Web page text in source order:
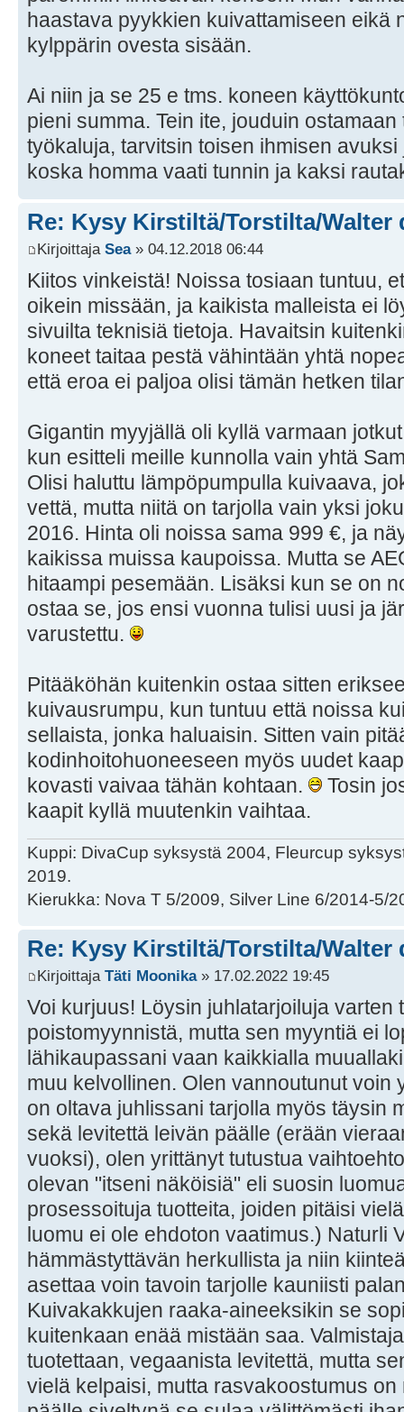
haastava pyykkien kuivattamiseen eikä
kylppärin ovesta sisään.
Ai niin ja se 25 e tms. koneen
pieni summa. Tein ite, jouduin
työkaluja, tarvitsin toisen ihmisen
koska homma vaati tunnin ja kaksi
Re: Kysy Kirstiltä/Torstilta/Walter
Kirjoittaja Sea» 04.12.2018 06:44
Kiitos vinkeistä! Noissa tosiaan tuntuu,
oikein missään, ja kaikista malleista ei
sivuilta teknisiä tietoja. Havaitsin
koneet taitaa pestä vähintään yhtä
että eroa ei paljoa olisi tämän hetken
Gigantin myyjällä oli kyllä varmaan
kun esitteli meille kunnolla vain yhtä
Olisi haluttu lämpöpumpulla kuivaava,
vettä, mutta niitä on tarjolla vain yksi
2016. Hinta oli noissa sama 999 €, ja
kaikissa muissa kaupoissa. Mutta se
hitaampi pesemään. Lisäksi kun se on
ostaa se, jos ensi vuonna tulisi uusi ja
varustettu.
Pitääköhän kuitenkin ostaa sitten
kuivausrumpu, kun tuntuu että noissa
sellaista, jonka haluaisin. Sitten vain
kodinhoitohuoneeseen myös uudet
kovasti vaivaa tähän kohtaan.
Tosin
kaapit kyllä muutenkin vaihtaa.
Kuppi: DivaCup syksystä 2004, Fleurcup
2019.
Kierukka: Nova T 5/2009, Silver Line 6/2014-5/
Re: Kysy Kirstiltä/Torstilta/Walter
Kirjoittaja Täti Moonika» 17.02.2022 19:45
Voi kurjuus! Löysin juhlatarjoiluja varten
poistomyynnistä, mutta sen myyntiä ei
lähikaupassani vaan kaikkialla
muu kelvollinen. Olen vannoutunut voin
on oltava juhlissani tarjolla myös täysin
sekä levitettä leivän päälle (erään
vuoksi), olen yrittänyt tutustua
olevan "itseni näköisiä" eli suosin
prosessoituja tuotteita, joiden pitäisi
luomu ei ole ehdoton vaatimus.) Naturli
hämmästyttävän herkullista ja niin
asettaa voin tavoin tarjolle kauniisti
Kuivakakkujen raaka-aineeksikin se
kuitenkaan enää mistään saa.
tuotettaan, vegaanista levitettä, mutta
vielä kelpaisi, mutta rasvakoostumus